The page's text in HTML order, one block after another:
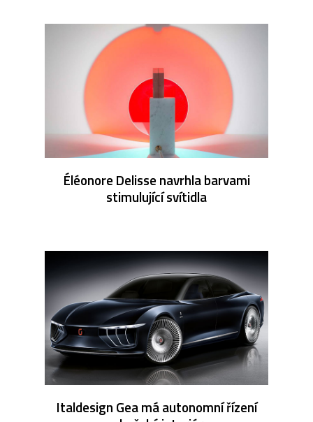
Éléonore Delisse navrhla barvami
stimulující svítidla
Italdesign Gea má autonomní řízení